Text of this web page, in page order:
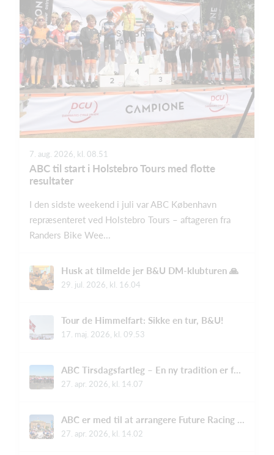
7. aug. 2026, kl. 08.51
ABC til start i Holstebro Tours med flotte
resultater
I den sidste weekend i juli var ABC København
repræsenteret ved Holstebro Tours – aftageren fra
Randers Bike Wee...
Husk at tilmelde jer B&U DM-klubturen 🙏
29. jul. 2026, kl. 16.04
Tour de Himmelfart: Sikke en tur, B&U!
17. maj. 2026, kl. 09.53
ABC Tirsdagsfartleg – En ny tradition er født! 🔴⚪🔵
27. apr. 2026, kl. 14.07
ABC er med til at arrangere Future Racing ved Copenhagen Sprint 2026 – og vi har brug for din hjælp!
27. apr. 2026, kl. 14.02